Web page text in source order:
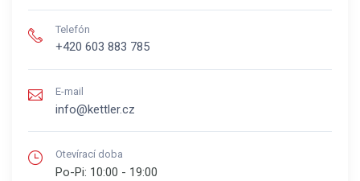
Telefón
+420 603 883 785
E-mail
info@kettler.cz
Otevírací doba
Po-Pi: 10:00 - 19:00